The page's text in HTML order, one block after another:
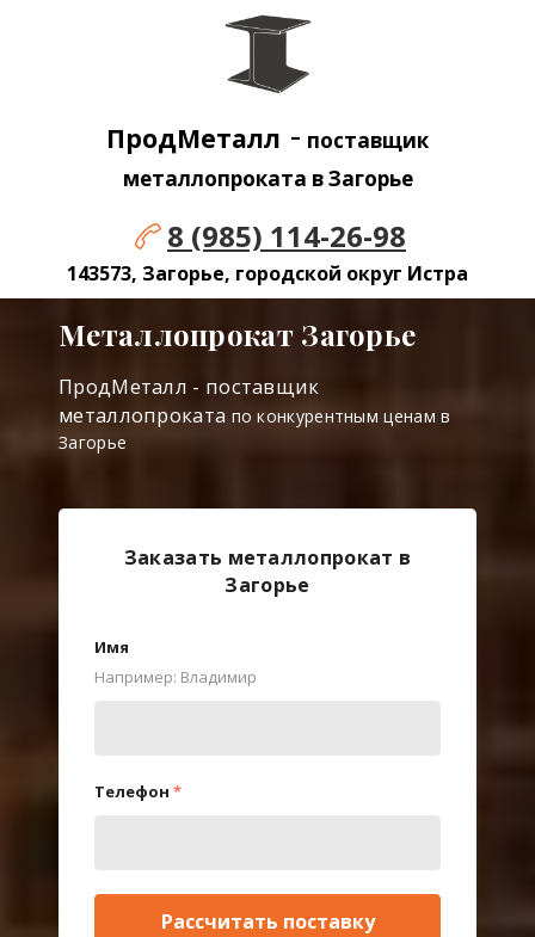
ПродМеталл - поставщик
металлопроката в Загорье
8 (985) 114-26-98
143573, Загорье, городской округ Истра
Металлопрокат Загорье
ПродМеталл - поставщик
металлопроката по конкурентным ценам в
Загорье
Заказать металлопрокат в
Загорье
Имя
Например: Владимир
Телефон *
Рассчитать поставку